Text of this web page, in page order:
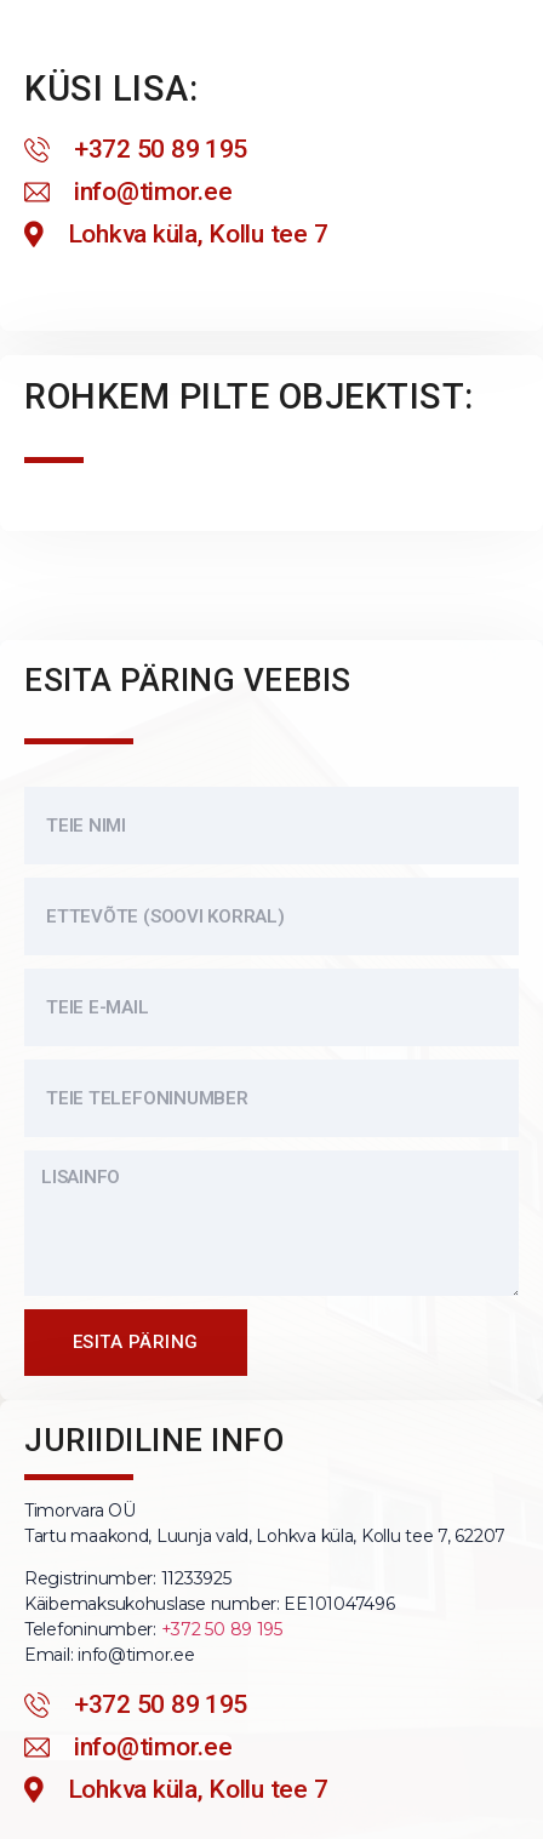
KÜSI LISA:
+372 50 89 195
info@timor.ee
Lohkva küla, Kollu tee 7
ROHKEM PILTE OBJEKTIST:
ESITA PÄRING VEEBIS
ESITA PÄRING
JURIIDILINE INFO
Timorvara OÜ
Tartu maakond, Luunja vald, Lohkva küla, Kollu tee 7, 62207
Registrinumber: 11233925
Käibemaksukohuslase number: EE101047496
Telefoninumber: +372 50 89 195
Email: info@timor.ee
+372 50 89 195
info@timor.ee
Lohkva küla, Kollu tee 7